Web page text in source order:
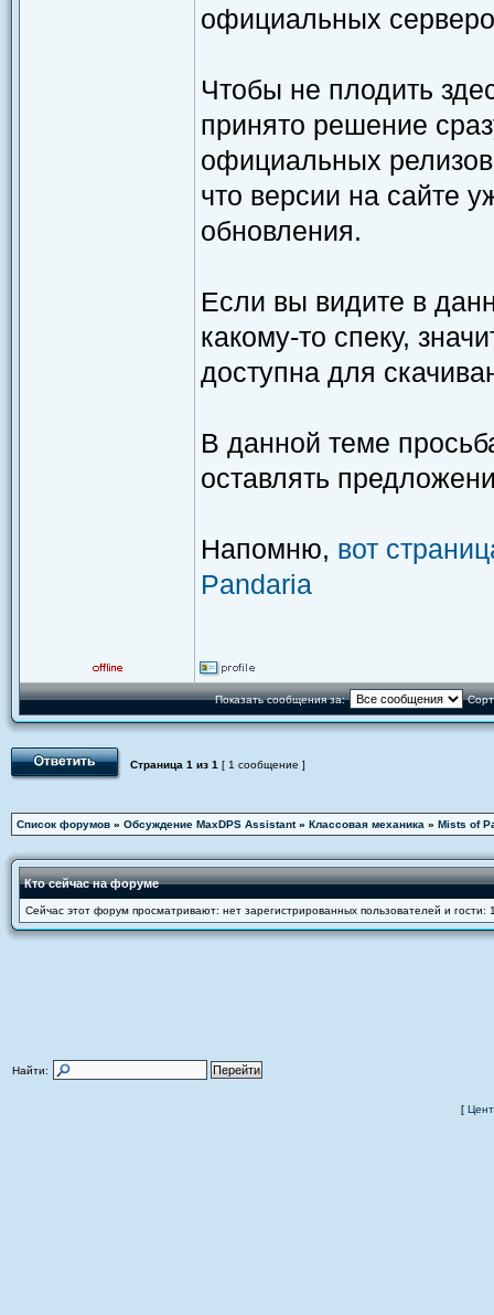
официальных
Чтобы не плодить
принято решение
официальных
что версии на сайте
обновления.
Если вы видите в
какому-то спеку,
доступна для
В данной теме
оставлять
Напомню, вот
Pandaria
Показать сообщения за:
Страница 1 из 1 [ 1 сообщение ]
Список форумов » Обсуждение MaxDPS Assistant» Классовая механика » Mists of
Кто сейчас на форуме
Сейчас этот форум просматривают: нет зарегистрированных пользователей и гости:
Найти:
[